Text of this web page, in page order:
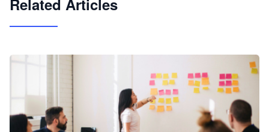
Related Articles